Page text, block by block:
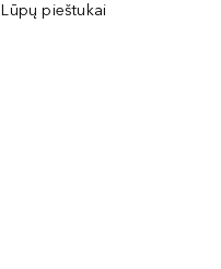
Lūpų pieštukai